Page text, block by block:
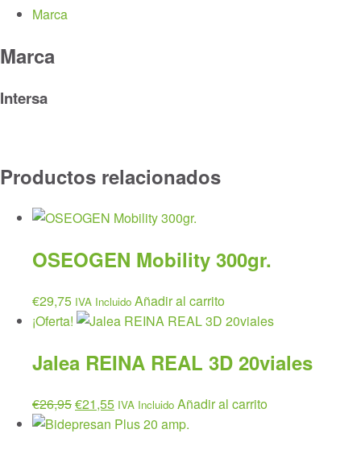
Marca
Marca
Intersa
Productos relacionados
OSEOGEN Mobility 300gr.
€29,75 IVA Incluido Añadir al carrito
¡Oferta!
Jalea REINA REAL 3D 20viales
€26,95El
precio
€21,55El
precio
IVA Incluido Añadir al carrito